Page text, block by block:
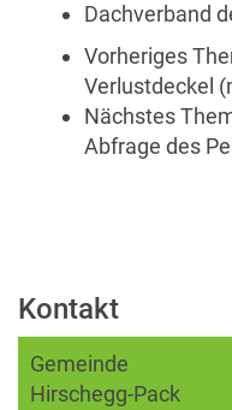
Dachverband
Vorheriges
Verlustdeckel
Nächstes
Abfrage des
Kontakt
Gemeinde
Hirschegg-Pack